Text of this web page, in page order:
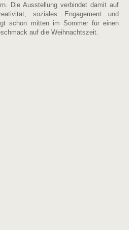
Die Ausstellung verbindet damit auf
soziales Engagement und
schon mitten im Sommer für einen
auf die Weihnachtszeit.